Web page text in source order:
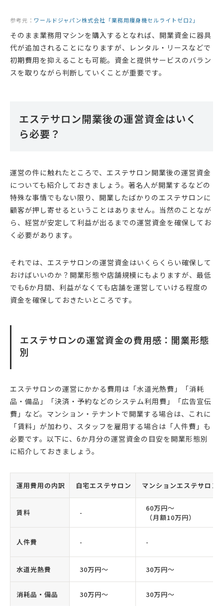
参考元： ワールドジャパン株式会社「業務用痩身機セルライトゼロ2」
そのまま業務用マシンを購入するとなれば、開業資金に器具
代が追加されることになりますが、レンタル・リースなどで
初期費用を抑えることも可能。資金と提供サービスのバラン
スを取りながら判断していくことが重要です。
エステサロン開業後の運営資金はいく
ら必要？
運営の件に触れたところで、エステサロン開業後の運営資金
についても紹介しておきましょう。著名人が開業するなどの
特殊な事情でもない限り、開業したばかりのエステサロンに
顧客が押し寄せるということはありません。当然のことなが
ら、経営が安定して利益が出るまでの運営資金を確保してお
く必要があります。
それでは、エステサロンの運営資金はいくらくらい確保して
おけばいいのか？開業形態や店舗規模にもよりますが、最低
でも6か月間、利益がなくても店舗を運営していける程度の
資金を確保しておきたいところです。
エステサロンの運営資金の費用感：開業形態
別
エステサロンの運営にかかる費用は「水道光熱費」「消耗
品・備品」「決済・予約などのシステム利用費」「広告宣伝
費」など。マンション・テナントで開業する場合は、これに
「賃料」が加わり、スタッフを雇用する場合は「人件費」も
必要です。以下に、6か月分の運営資金の目安を開業形態別
に紹介しておきましょう。
運用費用の内訳 自宅エステサロン マンションエステサロン
賃料 -
60万円〜
（月額10万円）
人件費 - -
水道光熱費 30万円〜 30万円〜
消耗品・備品 30万円〜 30万円〜